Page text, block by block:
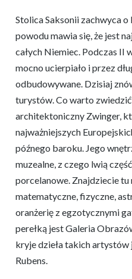
Stolica Saksonii zachwyca
powodu mawia się, że jest
całych Niemiec. Podczas II
mocno ucierpiało i przez
odbudowywane. Dzisiaj
turystów. Co warto
architektoniczny Zwinger,
najważniejszych
późnego baroku. Jego
muzealne, z czego lwią
porcelanowe. Znajdziecie
matematyczne, fizyczne,
oranżerię z egzotycznymi
perełką jest Galeria
kryje dzieła takich
Rubens.